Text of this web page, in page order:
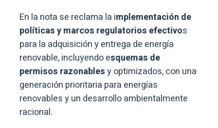
En la nota se reclama la implementación de
políticas y marcos regulatorios efectivos
para la adquisición y entrega de energía
renovable, incluyendo esquemas de
permisos razonablesy optimizados, con una
generación prioritaria para energías
renovables y un desarrollo ambientalmente
racional.